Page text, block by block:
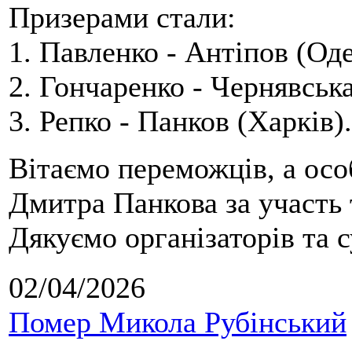
Призерами стали:
1. Павленко - Антіпов
2. Гончаренко -
3. Репко - Панков (Харків).
Вітаємо переможців, а
Дмитра Панкова за
Дякуємо організаторів та
02/04/2026
Помер Микола Рубінський